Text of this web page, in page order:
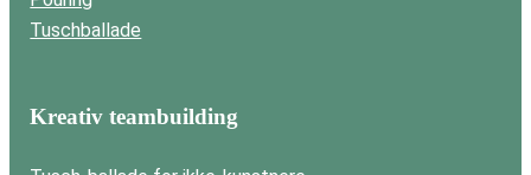
Tuschballade
Kreativ teambuilding